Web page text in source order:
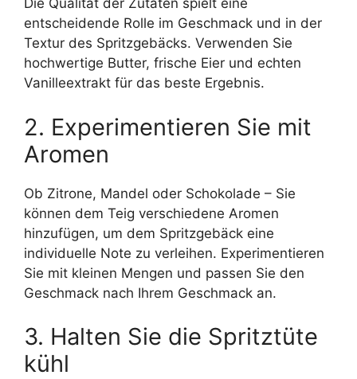
Die Qualität der Zutaten spielt eine
entscheidende Rolle im Geschmack und in der
Textur des Spritzgebäcks. Verwenden Sie
hochwertige Butter, frische Eier und echten
Vanilleextrakt für das beste Ergebnis.
2. Experimentieren Sie mit
Aromen
Ob Zitrone, Mandel oder Schokolade – Sie
können dem Teig verschiedene Aromen
hinzufügen, um dem Spritzgebäck eine
individuelle Note zu verleihen. Experimentieren
Sie mit kleinen Mengen und passen Sie den
Geschmack nach Ihrem Geschmack an.
3. Halten Sie die Spritztüte
kühl